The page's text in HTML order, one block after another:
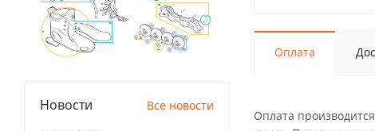
Оплата
Оплата
Новости Все новости